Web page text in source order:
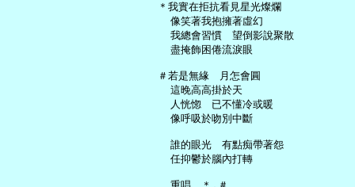
   ＊我實在拒抗看見星光燦爛
     像笑著我抱擁著虛幻
     我總會習慣　望倒影說聚散
     盡掩飾困倦流淚眼
   ＃若是無緣　月怎會圓
     這晚高高掛於天
     人恍惚　已不懂冷或暖
     像呼吸於吻別中斷
     誰的眼光　有點痴帶著怨
     任抑鬱於腦內打轉